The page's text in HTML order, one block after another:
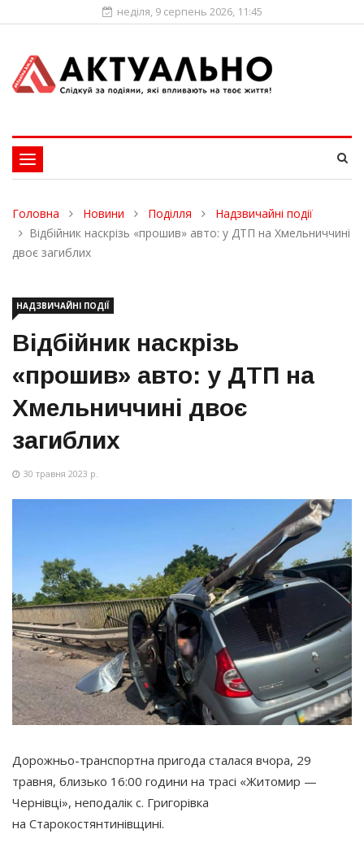
неділя, 9 серпень 2026, 11:45
Toggle
navigation
Головна Новини Поділля
Надзвичайні події
Відбійник наскрізь «прошив» авто: у ДТП на Хмельниччині
двоє загиблих
НАДЗВИЧАЙНІ ПОДІЇ
Відбійник наскрізь
«прошив» авто: у ДТП на
Хмельниччині двоє
загиблих
30 травня 2023 р.
Дорожньо-транспортна пригода сталася вчора, 29
травня, близько 16:00 години на трасі «Житомир —
Чернівці», неподалік с. Григорівка
на Старокостянтинівщині.